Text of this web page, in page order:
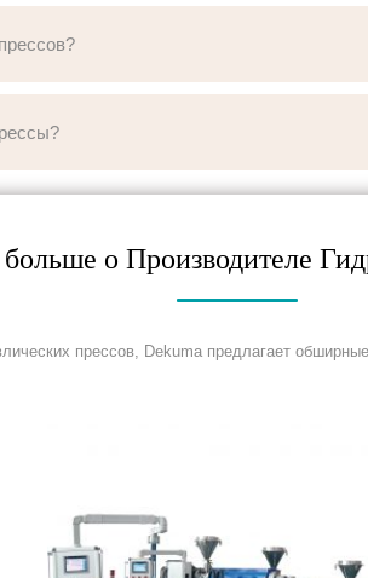
больше о Производителе
прессов, Dekuma предлагает